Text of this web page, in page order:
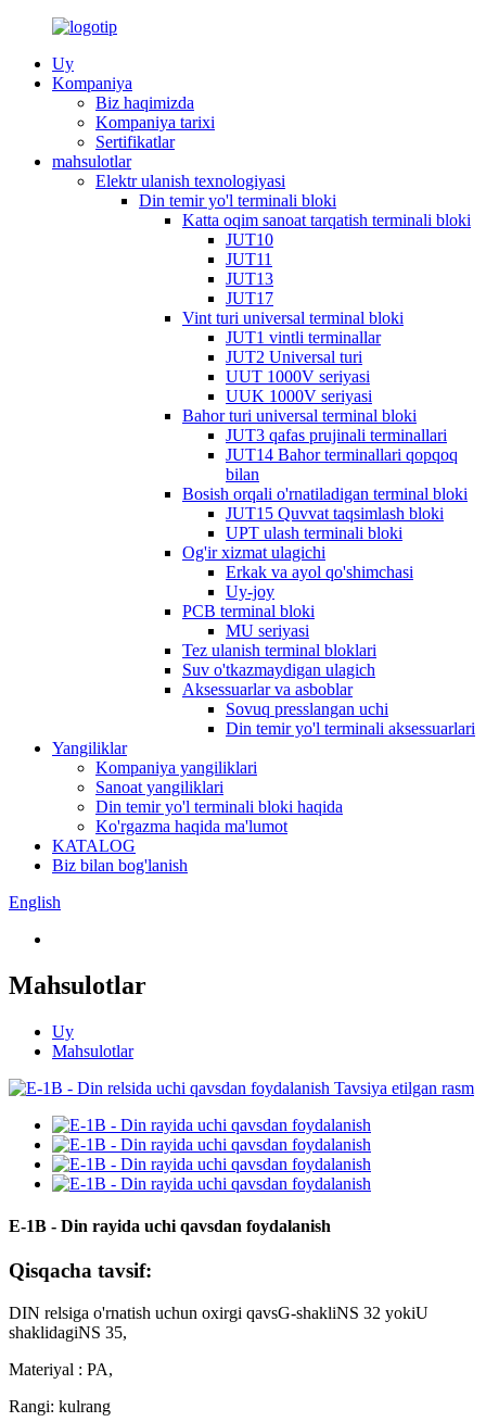
Uy
Kompaniya
Biz haqimizda
Kompaniya tarixi
Sertifikatlar
mahsulotlar
Elektr ulanish texnologiyasi
Din temir yo'l terminali bloki
Katta oqim sanoat tarqatish terminali bloki
JUT10
JUT11
JUT13
JUT17
Vint turi universal terminal bloki
JUT1 vintli terminallar
JUT2 Universal turi
UUT 1000V seriyasi
UUK 1000V seriyasi
Bahor turi universal terminal bloki
JUT3 qafas prujinali terminallari
JUT14 Bahor terminallari qopqoq
bilan
Bosish orqali o'rnatiladigan terminal bloki
JUT15 Quvvat taqsimlash bloki
UPT ulash terminali bloki
Og'ir xizmat ulagichi
Erkak va ayol qo'shimchasi
Uy-joy
PCB terminal bloki
MU seriyasi
Tez ulanish terminal bloklari
Suv o'tkazmaydigan ulagich
Aksessuarlar va asboblar
Sovuq presslangan uchi
Din temir yo'l terminali aksessuarlari
Yangiliklar
Kompaniya yangiliklari
Sanoat yangiliklari
Din temir yo'l terminali bloki haqida
Ko'rgazma haqida ma'lumot
KATALOG
Biz bilan bog'lanish
English
Mahsulotlar
Uy
Mahsulotlar
E-1B - Din rayida uchi qavsdan foydalanish
Qisqacha tavsif:
DIN relsiga o'rnatish uchun oxirgi qavsG-shakliNS 32 yokiU
shaklidagiNS 35,
Materiyal : PA,
Rangi: kulrang